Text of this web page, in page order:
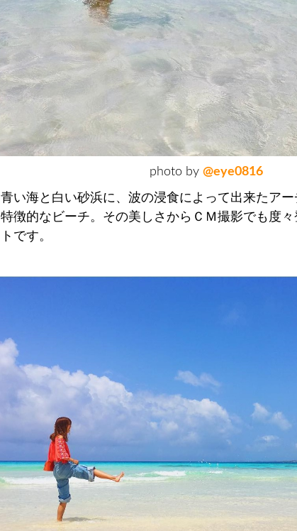
photo by @eye0816
青い海と白い砂浜に、波の浸食によって出来たア
特徴的なビーチ。その美しさからＣＭ撮影でも度
トです。